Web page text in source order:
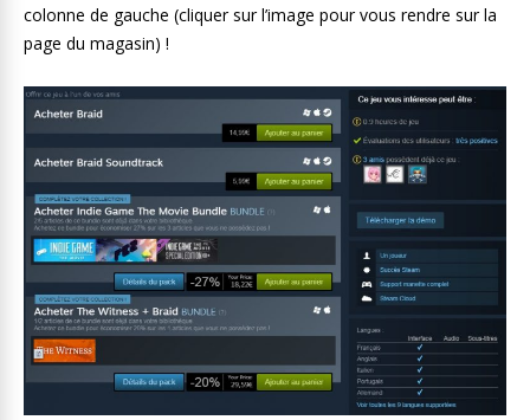
colonne de gauche (cliquer sur l’image pour vous rendre sur la
page du magasin) !